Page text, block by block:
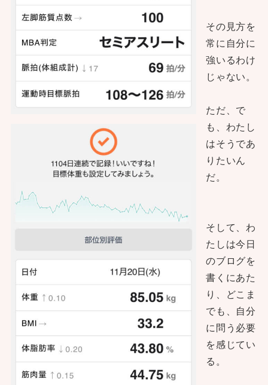
その見方を
常に自分に
強いるわけ
じゃない。
ただ、で
も、わたし
はそうであ
りたいん
だ。
そして、わ
たしは今日
のブログを
書くにあた
り、どこま
でも、自分
に問う必要
を感じてい
る。